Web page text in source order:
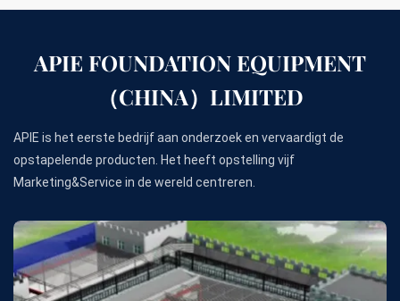
APIE FOUNDATION EQUIPMENT
（CHINA）LIMITED
APIE is het eerste bedrijf aan onderzoek en vervaardigt de
opstapelende producten. Het heeft opstelling vijf
Marketing&Service in de wereld centreren.